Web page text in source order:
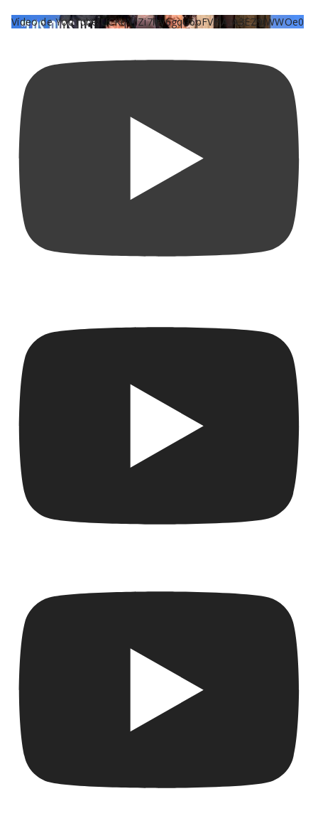
Vídeo de YouTube UCKqYjiZi7lzy6gqU6pFVFiA_A3EZ9JWWOe0